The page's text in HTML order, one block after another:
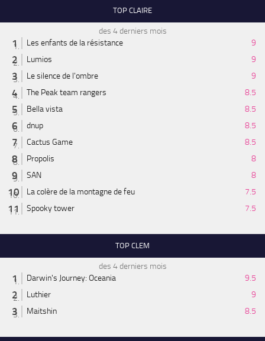
TOP CLAIRE
des 4 derniers mois
Les enfants de la résistance
9
Lumios
9
Le silence de l'ombre
9
The Peak team rangers
8.5
Bella vista
8.5
dnup
8.5
Cactus Game
8.5
Propolis
8
SAN
8
La colère de la montagne de feu
7.5
Spooky tower
7.5
TOP CLEM
des 4 derniers mois
Darwin's Journey: Oceania
9.5
Luthier
9
Maitshin
8.5